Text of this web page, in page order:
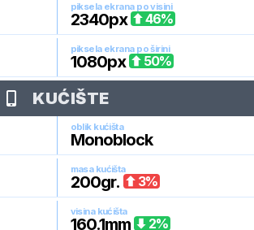
piksela ekrana po visini
2340px 46%
piksela ekrana po širini
1080px 50%
KUĆIŠTE
oblik kućišta
Monoblock
masa kućišta
200gr. 3%
visina kućišta
160.1mm 2%